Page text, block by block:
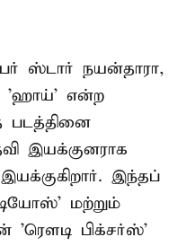
ஸ்டார் நயன்தாரா,
'ஹாய்' என்ற
படத்தினை
இயக்குனராக
இந்தப்
மற்றும்
'ரௌடி பிக்சர்ஸ்'